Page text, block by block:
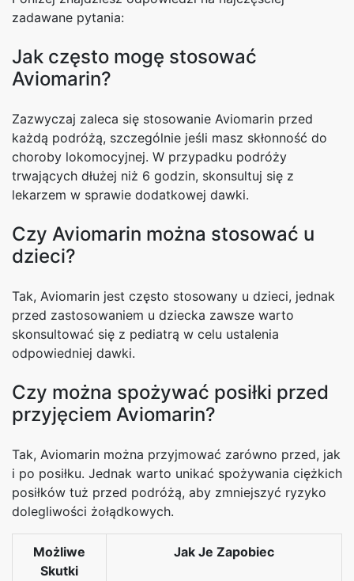
zadawane pytania:
Jak często mogę stosować
Aviomarin?
Zazwyczaj zaleca się stosowanie Aviomarin przed
każdą podróżą, szczególnie jeśli masz skłonność do
choroby lokomocyjnej. W przypadku podróży
trwających dłużej niż 6 godzin, skonsultuj się z
lekarzem w sprawie dodatkowej dawki.
Czy Aviomarin można stosować u
dzieci?
Tak, Aviomarin jest często stosowany u dzieci, jednak
przed zastosowaniem u dziecka zawsze warto
skonsultować się z pediatrą w celu ustalenia
odpowiedniej dawki.
Czy można spożywać posiłki przed
przyjęciem Aviomarin?
Tak, Aviomarin można przyjmować zarówno przed, jak
i po posiłku. Jednak warto unikać spożywania ciężkich
posiłków tuż przed podróżą, aby zmniejszyć ryzyko
dolegliwości żołądkowych.
Możliwe
Skutki
Jak Je Zapobiec